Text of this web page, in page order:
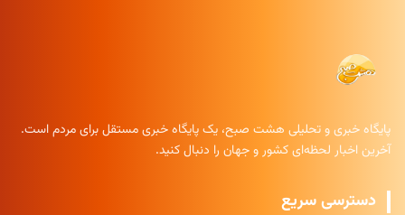
پایگاه خبری و تحلیلی هشت صبح، یک پایگاه خبری مستقل برای مردم است.
آخرین اخبار لحظه‌ای کشور و جهان را دنبال کنید.
دسترسی سریع